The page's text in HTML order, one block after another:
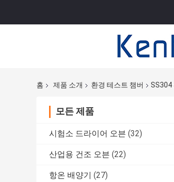
홈 제품 소개 환경 테스트 챔버 SS304
모든 제품
시험소 드라이어 오븐 (32)
산업용 건조 오븐 (22)
항온 배양기 (27)